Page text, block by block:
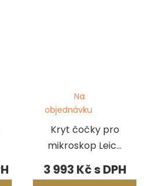
Kryt čočky pro
mikroskop Leica
A60
Na
objednávku
3 993 Kč